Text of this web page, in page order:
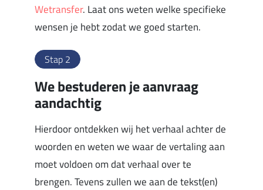
Wetransfer. Laat ons weten welke specifieke
wensen je hebt zodat we goed starten.
Stap 2
We bestuderen je aanvraag
aandachtig
Hierdoor ontdekken wij het verhaal achter de
woorden en weten we waar de vertaling aan
moet voldoen om dat verhaal over te
brengen. Tevens zullen we aan de tekst(en)